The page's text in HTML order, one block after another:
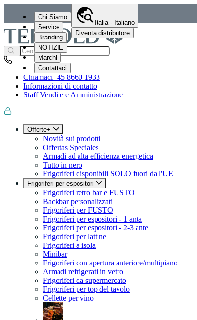
Chi Siamo
Service
Branding
NOTIZIE
Marchi
Contattaci
Italia - Italiano
Diventa distributore
Chiamaci+45 8660 1933
Informazioni di contatto
Staff Vendite e Amministrazione
Offerte+
Novità sui prodotti
Offertas Speciales
Armadi ad alta efficienza energetica
Tutto in nero
Frigoriferi disponibili SOLO fuori dall'UE
Frigoriferi per espositori
Frigoriferi retro bar e FUSTO
Backbar personalizzati
Frigoriferi per FUSTO
Frigoriferi per espositori - 1 anta
Frigoriferi per espositori - 2-3 ante
Frigoriferi per lattine
Frigoriferi a isola
Minibar
Frigoriferi con apertura anteriore/multipiano
Armadi refrigerati in vetro
Frigoriferi da supermercato
Frigoriferi per top del tavolo
Cellette per vino